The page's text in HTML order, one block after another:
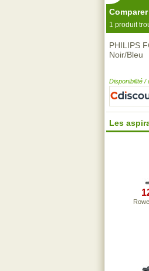
1 produit
PHILIPS
Noir/Bleu
Disponibilité /
Les